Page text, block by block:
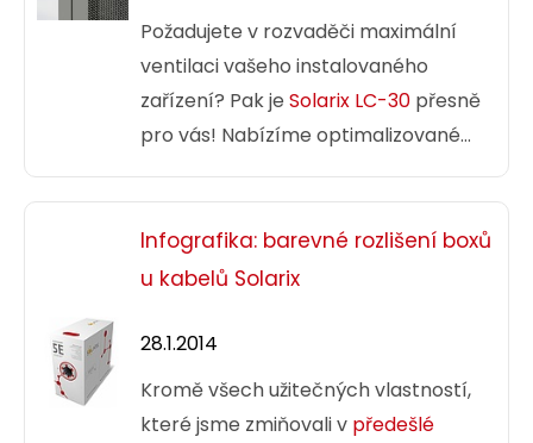
Požadujete v rozvaděči maximální
ventilaci vašeho instalovaného
zařízení? Pak jeSolarix LC-30 přesně
pro vás! Nabízíme optimalizované
proudění vzduchu díky inovované
perforaci přímo ve dveřích nebo
zákrytech našich rozvaděčů.
Infografika: barevné rozlišení boxů
u kabelů Solarix
28.1.2014
Kromě všech užitečných vlastností,
které jsme zmiňovali v předešlé